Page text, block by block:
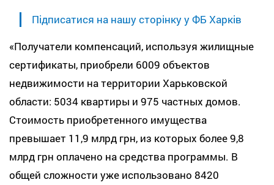
Підписатися на нашу сторінку у ФБ Харків
«Получатели компенсаций, используя жилищные
сертификаты, приобрели 6009 объектов
недвижимости на территории Харьковской
области: 5034 квартиры и 975 частных домов.
Стоимость приобретенного имущества
превышает 11,9 млрд грн, из которых более 9,8
млрд грн оплачено на средства программы. В
общей сложности уже использовано 8420